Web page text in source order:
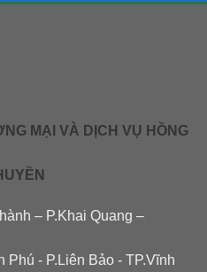
MẠI VÀ DỊCH VỤ HỒNG
– P.Khai Quang –
Phú - P.Liên Bảo - TP.Vĩnh